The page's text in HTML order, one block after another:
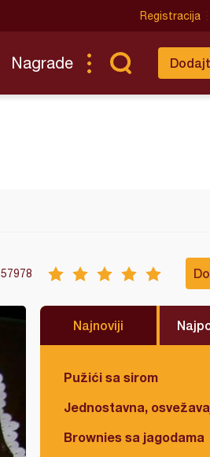
Registracija
Nagrade
57978
Najnoviji
Pužići sa sirom
Jednostavna,
Brownies sa jagodama